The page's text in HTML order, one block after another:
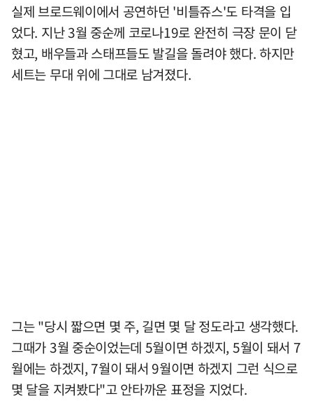
실제 브로드웨이에서 공연하던 '비틀쥬스'도 타격을 입
었다. 지난 3월 중순께 코로나19로 완전히 극장 문이 닫
혔고, 배우들과 스태프들도 발길을 돌려야 했다. 하지만
세트는 무대 위에 그대로 남겨졌다.
그는 "당시 짧으면 몇 주, 길면 몇 달 정도라고 생각했다.
그때가 3월 중순이었는데 5월이면 하겠지, 5월이 돼서 7
월에는 하겠지, 7월이 돼서 9월이면 하겠지 그런 식으로
몇 달을 지켜봤다"고 안타까운 표정을 지었다.